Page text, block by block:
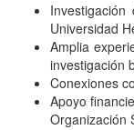
Universidad
Amplia
investigación
Conexiones
Apoyo
Organización